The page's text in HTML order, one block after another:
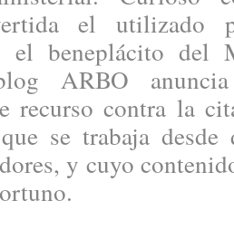
el
el beneplácito del
ARBO
recurso contra la
se trabaja
y cuyo